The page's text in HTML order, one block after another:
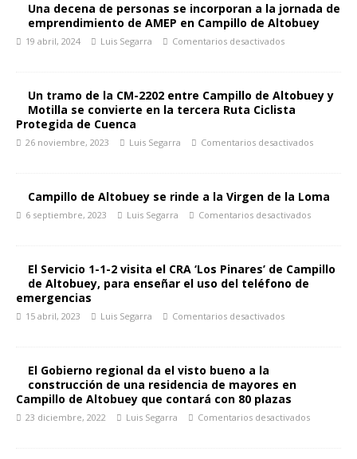
Una decena de personas se incorporan a la jornada de
emprendimiento de AMEP en Campillo de Altobuey
19 abril, 2024 Luis Segarra Comentarios desactivados
Un tramo de la CM-2202 entre Campillo de Altobuey y
Motilla se convierte en la tercera Ruta Ciclista
Protegida de Cuenca
26 noviembre, 2023 Luis Segarra Comentarios desactivados
Campillo de Altobuey se rinde a la Virgen de la Loma
6 septiembre, 2023 Luis Segarra Comentarios desactivados
El Servicio 1-1-2 visita el CRA ‘Los Pinares’ de Campillo
de Altobuey, para enseñar el uso del teléfono de
emergencias
15 abril, 2023 Luis Segarra Comentarios desactivados
El Gobierno regional da el visto bueno a la
construcción de una residencia de mayores en
Campillo de Altobuey que contará con 80 plazas
23 diciembre, 2022 Luis Segarra Comentarios desactivados